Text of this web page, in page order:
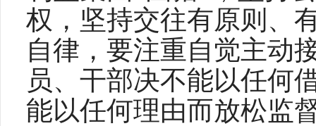
权，坚持交往有原则、
自律，要注重自觉主动
员、干部决不能以任何
能以任何理由而放松监